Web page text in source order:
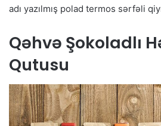
adı yazılmış polad termos sərfəli
Qəhvə Şokoladlı
Qutusu